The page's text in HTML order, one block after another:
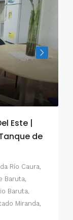
Este |
de
Río Caura,
Baruta,
Baruta,
Miranda,